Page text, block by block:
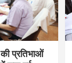
प्रतिभाओं